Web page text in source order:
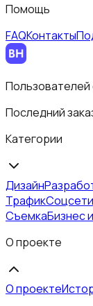
Помощь
FAQКонтакты
Пользователей
Последний
Категории
Дизайн
Трафик
СъемкаБизнес
О проекте
О проекте